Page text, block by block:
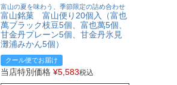
富山の夏を味わう、季節限定の詰め合わせ
富山銘菓 富山便り20個入（富也
萬ブラック枝豆5個、富也萬5個、
甘金丹プレーン5個、甘金丹氷見
灘浦みかん5個）
クール便でお届け
当店特別価格 ¥5,583税込